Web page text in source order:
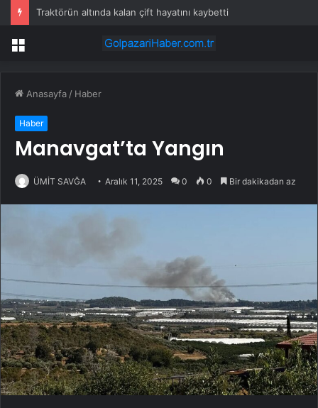
Traktörün altında kalan çift hayatını kaybetti
Menü
Anasayfa / Haber
Haber
Manavgat’ta Yangın
ÜMİT SAVĞA Aralık 11, 2025 0 0 Bir dakikadan az